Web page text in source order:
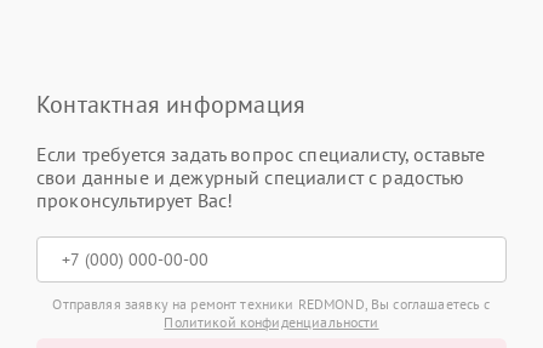
Контактная информация
Если требуется задать вопрос специалисту, оставьте
свои данные и дежурный специалист с радостью
проконсультирует Вас!
Отправляя заявку на ремонт техники REDMOND, Вы соглашаетесь с
Политикой конфиденциальности